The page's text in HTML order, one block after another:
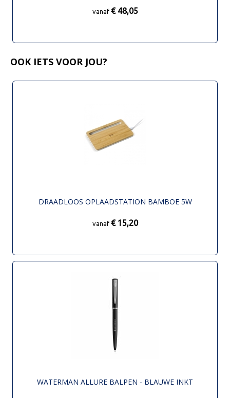
vanaf € 48,05
OOK IETS VOOR JOU?
DRAADLOOS OPLAADSTATION BAMBOE 5W
vanaf € 15,20
WATERMAN ALLURE BALPEN - BLAUWE INKT